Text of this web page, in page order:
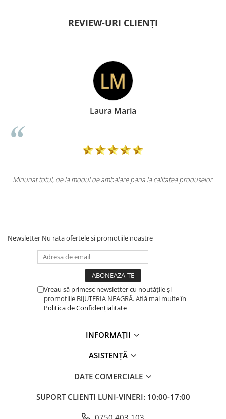
REVIEW-URI CLIENȚI
modul de ambalare pana la calitatea produselor. Totul la
Newsletter Nu rata ofertele si promotiile noastre
Vreau să primesc newsletter cu noutățile și
promoțiile BIJUTERIA NEAGRĂ. Află mai multe în
Politica de Confidențialitate
INFORMAȚII
ASISTENȚĂ
DATE COMERCIALE
SUPORT CLIENTI LUNI-VINERI: 10:00-17:00